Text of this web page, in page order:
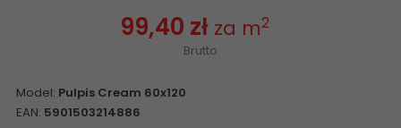
99,40 zł za m2
Brutto
Model: Pulpis Cream 60x120
EAN: 5901503214886